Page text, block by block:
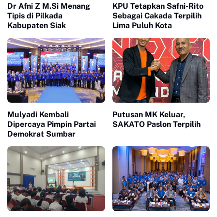
Dr Afni Z M.Si Menang
Tipis di Pilkada
Kabupaten Siak
KPU Tetapkan Safni-Rito
Sebagai Cakada Terpilih
Lima Puluh Kota
Mulyadi Kembali
Dipercaya Pimpin Partai
Demokrat Sumbar
Putusan MK Keluar,
SAKATO Paslon Terpilih